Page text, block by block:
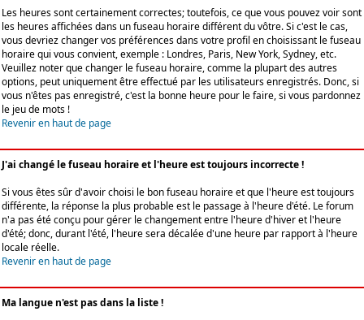
Les heures sont certainement correctes; toutefois, ce que vous pouvez voir sont
les heures affichées dans un fuseau horaire différent du vôtre. Si c'est le cas,
vous devriez changer vos préférences dans votre profil en choisissant le fuseau
horaire qui vous convient, exemple : Londres, Paris, New York, Sydney, etc.
Veuillez noter que changer le fuseau horaire, comme la plupart des autres
options, peut uniquement être effectué par les utilisateurs enregistrés. Donc, si
vous n'êtes pas enregistré, c'est la bonne heure pour le faire, si vous pardonnez
le jeu de mots !
Revenir en haut de page
J'ai changé le fuseau horaire et l'heure est toujours incorrecte !
Si vous êtes sûr d'avoir choisi le bon fuseau horaire et que l'heure est toujours
différente, la réponse la plus probable est le passage à l'heure d'été. Le forum
n'a pas été conçu pour gérer le changement entre l'heure d'hiver et l'heure
d'été; donc, durant l'été, l'heure sera décalée d'une heure par rapport à l'heure
locale réelle.
Revenir en haut de page
Ma langue n'est pas dans la liste !